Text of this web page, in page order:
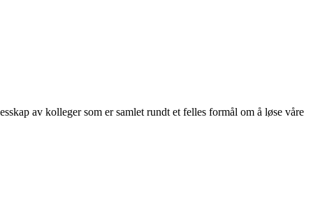
av kolleger som er samlet rundt et felles formål om å løse våre